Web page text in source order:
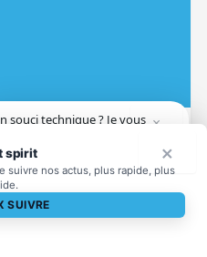
bancs d’essai produits,
iPad, Mac, Apple…
×
souci technique ? Je vous
×
spirit
suivre nos actus, plus rapide, plus
SUIVRE